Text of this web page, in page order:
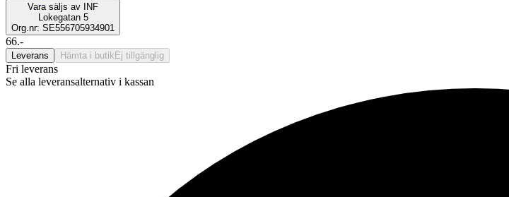
Vara säljs av
INF
Lokegatan 5
Org.nr: SE556705934901
66.-
Leverans Hämta i butik Ej tillgänglig
Fri leverans
Se alla leveransalternativ i kassan